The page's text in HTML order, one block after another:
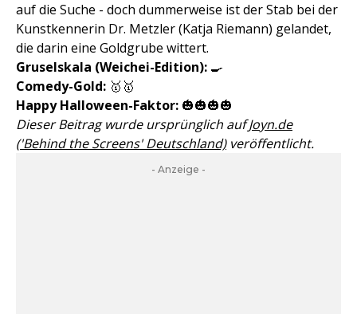
auf die Suche - doch dummerweise ist der Stab bei der
Kunstkennerin Dr. Metzler (Katja Riemann) gelandet,
die darin eine Goldgrube wittert.
Gruselskala (Weichei-Edition): 🍳
Comedy-Gold: 🥇🥇
Happy Halloween-Faktor: 🎃🎃🎃🎃
Dieser Beitrag wurde ursprünglich aufJoyn.de
('Behind the Screens' Deutschland)veröffentlicht.
- Anzeige -